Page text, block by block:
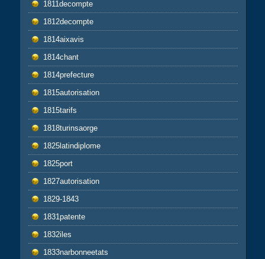
1811decompte
1812decompte
1814aixavis
1814chant
1814prefecture
1815autorisation
1815tarifs
1818turinsaorge
1825latindiplome
1825port
1827autorisation
1829-1843
1831patente
1832iles
1833narbonneetats